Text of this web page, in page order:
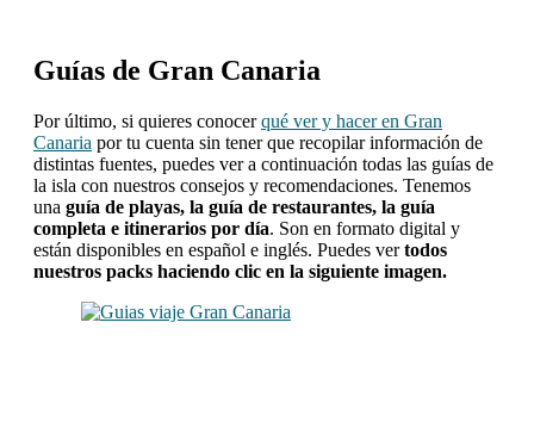
Guías de Gran Canaria
Por último, si quieres conocerqué ver y hacer en Gran
Canaria por tu cuenta sin tener que recopilar información de
distintas fuentes, puedes ver a continuación todas las guías de
la isla con nuestros consejos y recomendaciones. Tenemos
una guía de playas, la guía de restaurantes, la guía
completa e itinerarios por día. Son en formato digital y
están disponibles en español e inglés. Puedes vertodos
nuestros packs haciendo clic en la siguiente imagen.